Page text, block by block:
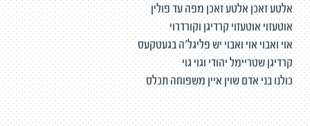
אלטע זאכן אלטע זאכן מפה עד פולין
אוטעזוי אוטעזוי קרדיגן וקורדרוי
אוי ואבוי אוי ואבוי יש פליגל׳ה בגעטקעס
קרדיגן שטריימל יהודי וגוי גוי
כולנו בני אדם שוין איין משפוחה תכלס